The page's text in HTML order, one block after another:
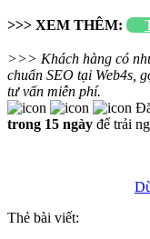
>>> XEM THÊM:
>>> Khách hàng có
chuẩn SEO tại Web4s,
tư vấn miễn phí.
trong 15 ngày để trải
Thẻ bài viết: